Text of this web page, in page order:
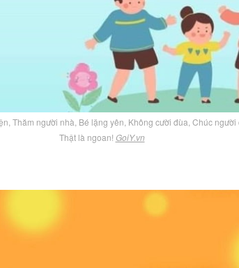
Thăm người nhà, Bé lặng yên, Không cười đùa, Chúc người
Thật là ngoan! GoiY.vn